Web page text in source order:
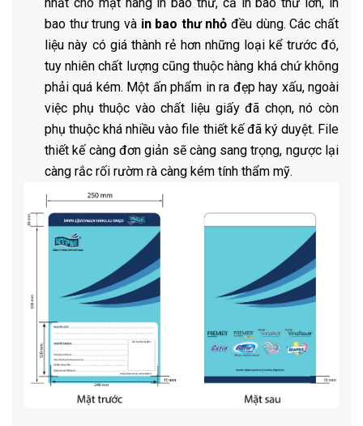
bao thư trung và in bao thư nhỏ đều dùng. Các chất
liệu này có giá thành rẻ hơn những loại kể trước đó,
tuy nhiên chất lượng cũng thuộc hàng khá chứ không
phải quá kém. Một ấn phẩm in ra đẹp hay xấu, ngoài
việc phụ thuộc vào chất liệu giấy đã chọn, nó còn
phụ thuộc khá nhiều vào file thiết kế đã ký duyệt. File
thiết kế càng đơn giản sẽ càng sang trọng, ngược lại
càng rắc rối rườm rà càng kém tính thẩm mỹ.